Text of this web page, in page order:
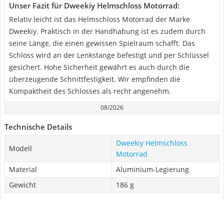
Unser Fazit für Dweekiy Helmschloss Motorrad:
Relativ leicht ist das Helmschloss Motorrad der Marke
Dweekiy. Praktisch in der Handhabung ist es zudem durch
seine Länge, die einen gewissen Spielraum schafft. Das
Schloss wird an der Lenkstange befestigt und per Schlüssel
gesichert. Hohe Sicherheit gewährt es auch durch die
überzeugende Schnittfestigkeit. Wir empfinden die
Kompaktheit des Schlosses als recht angenehm.
08/2026
Technische Details
Modell
Dweekiy Helmschloss
Motorrad
Material
Aluminium-Legierung
Gewicht
186 g